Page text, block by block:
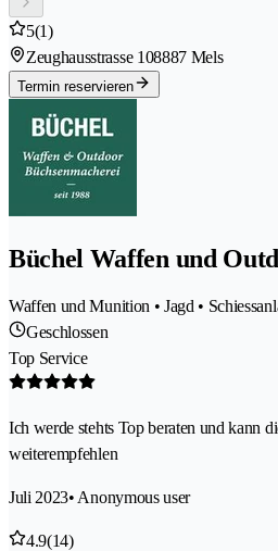
5(1)
Zeughausstrasse 108887 Mels
Termin reservieren
Büchel Waffen und
Waffen und Munition • Jagd •
Geschlossen
Top Service
Ich werde stehts Top beraten und kann
weiterempfehlen
Juli 2023• Anonymous user
4.9(14)